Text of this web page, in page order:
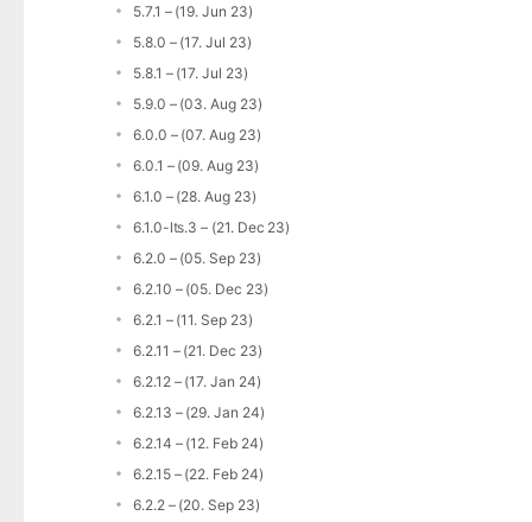
5.7.1 – (19. Jun 23)
5.8.0 – (17. Jul 23)
5.8.1 – (17. Jul 23)
5.9.0 – (03. Aug 23)
6.0.0 – (07. Aug 23)
6.0.1 – (09. Aug 23)
6.1.0 – (28. Aug 23)
6.1.0-lts.3 – (21. Dec 23)
6.2.0 – (05. Sep 23)
6.2.10 – (05. Dec 23)
6.2.1 – (11. Sep 23)
6.2.11 – (21. Dec 23)
6.2.12 – (17. Jan 24)
6.2.13 – (29. Jan 24)
6.2.14 – (12. Feb 24)
6.2.15 – (22. Feb 24)
6.2.2 – (20. Sep 23)